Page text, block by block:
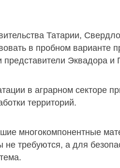
Татарии,
в пробном варианте
Эквадора и
в аграрном секторе
территорий.
многокомпонентные
требуются, а для